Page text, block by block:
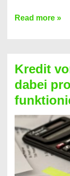
Ganz
Kredit
berechnen
–
Mit
diesen
Regeln!
Read more »
Kredit
dabei